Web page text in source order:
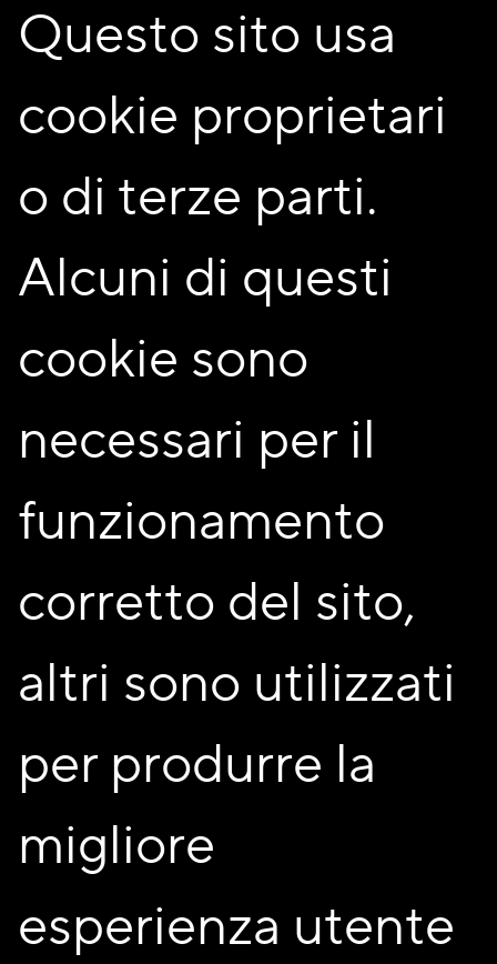
L'ANIMA
Domenica 22 marzo 2026 | ore
16:30
Matteotti" via I Maggio 5
Cinisello Balsamo
Condividi
Questo sito usa
cookie proprietari
o di terze parti.
Alcuni di questi
cookie sono
necessari per il
funzionamento
corretto del sito,
altri sono utilizzati
per produrre la
migliore
esperienza utente